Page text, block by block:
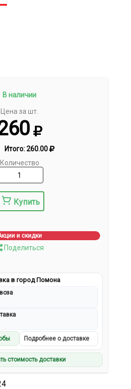
В наличии
Цена за шт.
Итого:260.00
Количество
Купить
и скидки
Поделиться
в город Помона
Подробнее о доставке
стоимость доставки